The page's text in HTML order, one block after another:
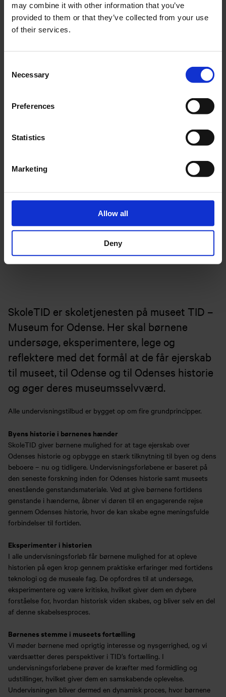
may combine it with other information that you’ve
provided to them or that they’ve collected from your use
of their services.
Selection
Necessary
Preferences
Statistics
Marketing
Allow all
Deny
SkoleTID er skoletjenesten på museet TID –
Museum for Odense. Her skal børnene
undersøge, eksperimentere, lege og
reflektere med det formål at de får ejerskab
til museet, til Odense og til Odenses historie
og øger deres museumsselvværd.
Alle undervisningstilbud er bygget op om fire grundprincipper.
Byens historie i børnenes hænder
SkoleTID giver børnene mulighed for at tage ejerskab over
Odenses historie og opbygge en stærk tilknytning til byen og dens
beboere – nu og tidligere. Undervisningsforløbene er baseret på
den seneste forskning inden for Odenses historie samt museets
enestående genstandsmateriale. Ved at give børnene fortidens
genstande i hænderne, åbner vi døren til en engagerende rejse
gennem Odenses historie, hvor de kan skabe egne meningsfulde
forbindelser til fortiden.
Eksperimenter i historien
I alle undervisningsforløb får børnene mulighed for at opleve
historien på egen krop gennem praktiske erfaringer med fortidens
teknologi og de museale fag. De opfordres til at undersøge,
eksperimentere og være kritiske, hvilket giver dem en dybere
forståelse for, hvordan historisk viden skabes, og bliver selv en del
af denne skabelsesproces.
Børnenes stemme i museets fortælling
Vi møder børnene med oprigtig interesse og nysgerrighed, og vi
værdsætter deres perspektiver i TID’s fortælling. I
undervisningsforløbene prøver de kræfter med formidling og
udstillinger, hvilket giver dem en samskabende oplevelse.
Undervisningen bliver dermed en dynamisk proces, hvor børnene